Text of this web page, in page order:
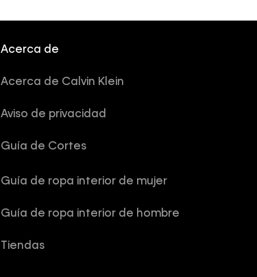
Acerca de
Acerca de Calvin Klein
Aviso de privacidad
Guía de Cortes
Guía de ropa interior de mujer
Guía de ropa interior de hombre
Tiendas